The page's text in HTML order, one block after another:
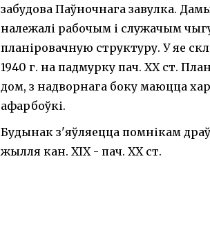
забудова Паўночнага завулка.
належалі рабочым і служачым
планіровачную структуру. У яе
1940 г. на падмурку пач. ХХ ст.
дом, з надворнага боку маюцца
афарбоўкі.
Будынак з'яўляецца помнікам
жылля кан. ХІХ - пач. ХХ ст.